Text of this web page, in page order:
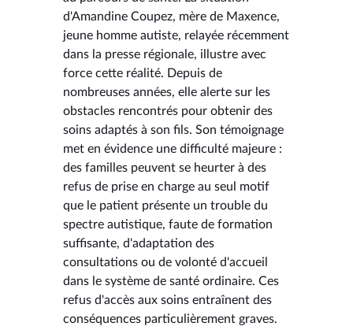
d'Amandine Coupez, mère de Maxence,
jeune homme autiste, relayée récemment
dans la presse régionale, illustre avec
force cette réalité. Depuis de
nombreuses années, elle alerte sur les
obstacles rencontrés pour obtenir des
soins adaptés à son fils. Son témoignage
met en évidence une difficulté majeure :
des familles peuvent se heurter à des
refus de prise en charge au seul motif
que le patient présente un trouble du
spectre autistique, faute de formation
suffisante, d'adaptation des
consultations ou de volonté d'accueil
dans le système de santé ordinaire. Ces
refus d'accès aux soins entraînent des
conséquences particulièrement graves.